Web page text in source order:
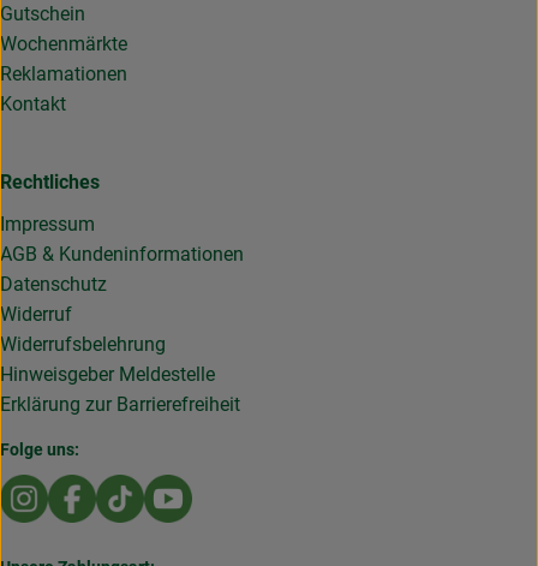
Gutschein
Wochenmärkte
Reklamationen
Kontakt
Rechtliches
Impressum
AGB & Kundeninformationen
Datenschutz
Widerruf
Widerrufsbelehrung
Hinweisgeber Meldestelle
Erklärung zur Barrierefreiheit
Folge uns:
Externer Link zu https://www.instagram.com/
Externer Link zu https://www.facebook.com/
Externer Link zu https://www.tiktok.com/
Externer Link zu https://